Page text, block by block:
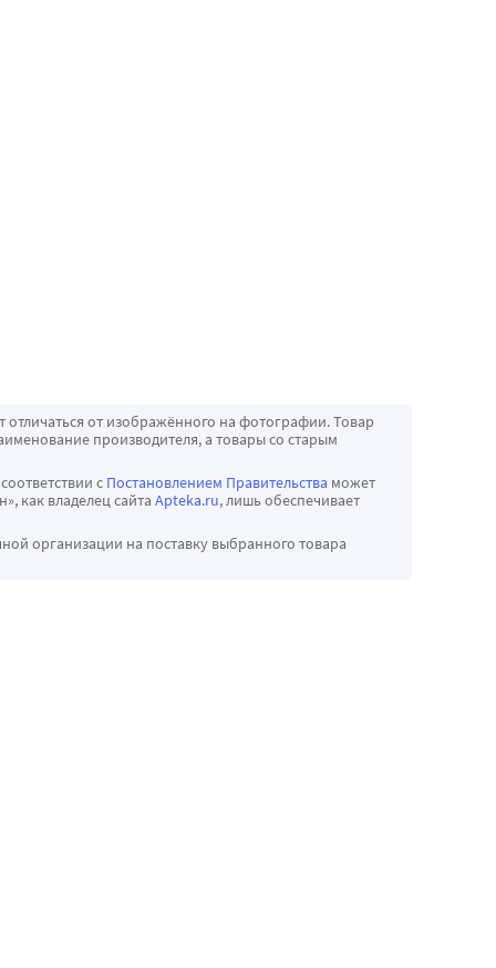
от изображённого на фотографии. Товар
производителя, а товары со старым
с Постановлением Правительства может
как владелец сайта Apteka.ru, лишь обеспечивает
организации на поставку выбранного товара